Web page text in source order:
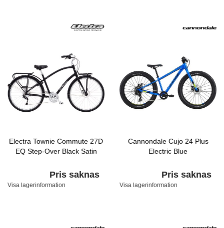
Electra Townie Commute 27D
EQ Step-Over Black Satin
Pris saknas
Visa lagerinformation
Cannondale Cujo 24 Plus
Electric Blue
Pris saknas
Visa lagerinformation